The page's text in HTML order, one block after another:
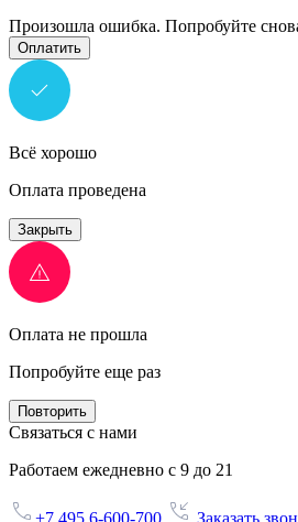
Произошла ошибка. Попробуйте
Оплатить
Всё хорошо
Оплата проведена
Закрыть
Оплата не прошла
Попробуйте еще раз
Повторить
Связаться с нами
Работаем ежедневно с 9 до 21